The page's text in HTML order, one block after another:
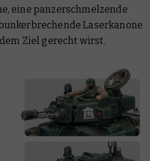
eine panzerschmelzende
Laserkanone
Ziel gerecht wirst.